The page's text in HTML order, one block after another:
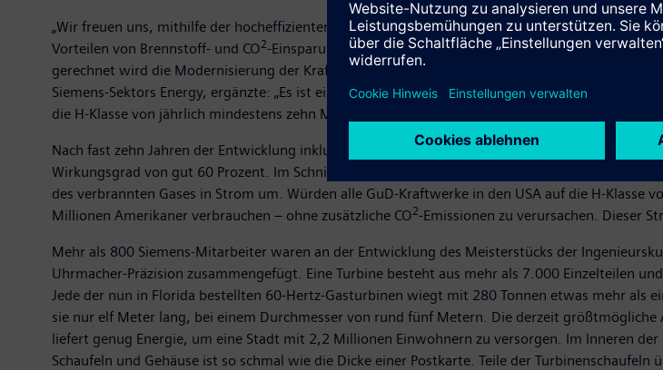
„Wir freuen uns, mithilfe der hocheffizienten Gasturbinen von Siemens unsere Kraftwerke in
Vorteilen von Brennstoff- und CO2-Einsparung teilhaben zu lassen“, sagte Tony Rodriguez,
gerechnet wird die Modernisierung der Kraftwerke mithilfe dieser Technologie
Siemens-Sektors Energy, ergänzte: „Es ist eine Triple-Win-Situation – für den Kunden, die
die H-Klasse von jährlich mindestens zehn Maschinen. Diese kosten je nach Ausführung und
Nach fast zehn Jahren der Entwicklung inklusive des Prototypenbaus und eines
Wirkungsgrad von gut 60 Prozent. Im Schnitt wandeln die in den Vereinigten Staaten
des verbrannten Gases in Strom um. Würden alle GuD-Kraftwerke in den USA auf die H-
Millionen Amerikaner verbrauchen – ohne zusätzliche CO2-Emissionen zu verursachen. Dieser
Mehr als 800 Siemens-Mitarbeiter waren an der Entwicklung des Meisterstücks der
Uhrmacher-Präzision zusammengefügt. Eine Turbine besteht aus mehr als 7.000 Einzelteilen
Jede der nun in Florida bestellten 60-Hertz-Gasturbinen wiegt mit 280 Tonnen etwas mehr als
sie nur elf Meter lang, bei einem Durchmesser von rund fünf Metern. Die derzeit
liefert genug Energie, um eine Stadt mit 2,2 Millionen Einwohnern zu versorgen. Im Inneren
Schaufeln und Gehäuse ist so schmal wie die Dicke einer Postkarte. Teile der